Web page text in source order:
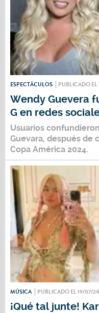
ESPECTÁCULOS PUBLICADO EL
Wendy Guevera
G en redes
Usuarios
Guevara, después de
Copa América 2024.
MÚSICA PUBLICADO EL 19/07/
¡Qué tal junte!